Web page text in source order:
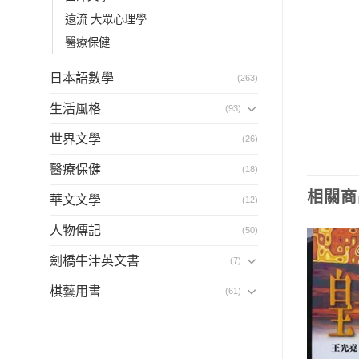
遠流 大眾心理學
醫療保健
日本語數學 (263)
生活風格 (93)
世界文學 (26)
醫療保健 (18)
華文文學 (12)
人物傳記 (50)
劍橋牛津英文書 (7)
棋藝用書 (61)
相關